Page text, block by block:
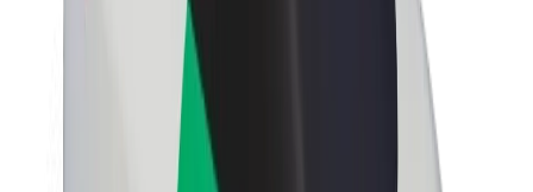
Udržitelnost podle Boltu
Projekt Zero
Tiskové centrum
Pokyny ke značce